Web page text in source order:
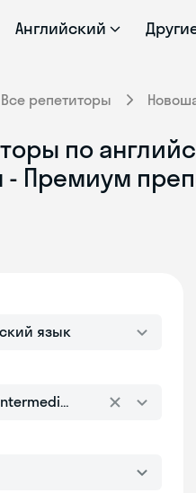
Английский
Все репетиторы
по
- Премиум
язык